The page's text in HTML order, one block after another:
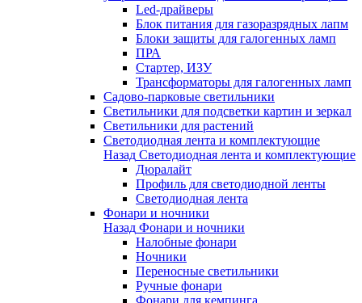
Led-драйверы
Блок питания для газоразрядных лапм
Блоки защиты для галогенных ламп
ПРА
Стартер, ИЗУ
Трансформаторы для галогенных ламп
Садово-парковые светильники
Светильники для подсветки картин и зеркал
Светильники для растений
Светодиодная лента и комплектующие
Назад Светодиодная лента и комплектующие
Дюралайт
Профиль для светодиодной ленты
Светодиодная лента
Фонари и ночники
Назад Фонари и ночники
Налобные фонари
Ночники
Переносные светильники
Ручные фонари
Фонари для кемпинга